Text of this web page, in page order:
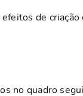
de
no quadro